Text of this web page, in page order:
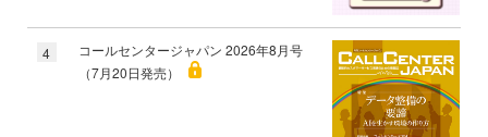
4
コールセンタージャパン 2026年8月号
（7月20日発売）